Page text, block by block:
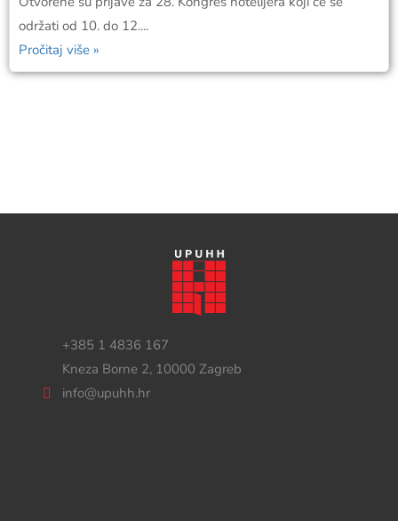
održati od 10. do 12....
Pročitaj više »
+385 1 4836 167
Kneza Borne 2, 10000 Zagreb
info@upuhh.hr